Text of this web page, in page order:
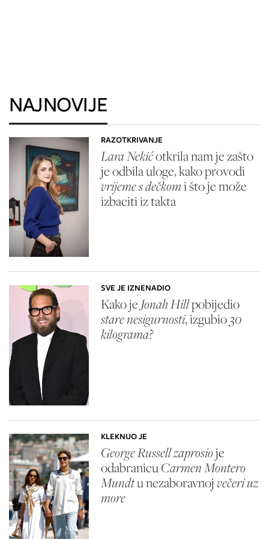
NAJNOVIJE
RAZOTKRIVANJE
Lara Nekićotkrila nam je zašto
je odbila uloge, kako provodi
vrijeme s dečkomi što je može
izbaciti iz takta
SVE JE IZNENADIO
Kako je Jonah Hillpobijedio
stare nesigurnosti, izgubio30
kilograma?
KLEKNUO JE
George Russell zaprosioje
odabranicuCarmen Montero
Mundtu nezaboravnoj večeri uz
more